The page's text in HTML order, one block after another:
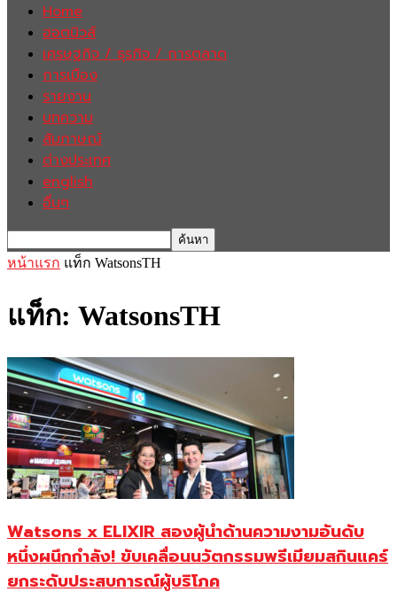
Home
ฮอตนิวส์
เศรษฐกิจ / ธุรกิจ / การตลาด
การเมือง
รายงาน
บทความ
สัมภาษณ์
ต่างประเทศ
english
อื่นๆ
หน้าแรก แท็ก WatsonsTH
แท็ก: WatsonsTH
Watsons x ELIXIR สองผู้นำด้านความงามอันดับ
หนึ่งผนึกกำลัง! ขับเคลื่อนนวัตกรรมพรีเมียมสกินแคร์
ยกระดับประสบการณ์ผู้บริโภค